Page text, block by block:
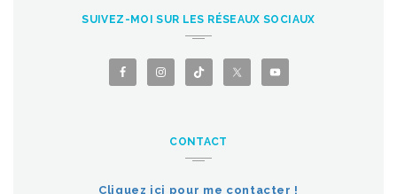
SUIVEZ-MOI SUR LES RÉSEAUX SOCIAUX
CONTACT
Cliquez ici pour me contacter !